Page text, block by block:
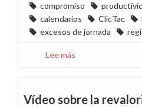
compromiso
calendarios
ClicTac
excesos de jornada
Lee más
pedimos
Vídeo sobre la